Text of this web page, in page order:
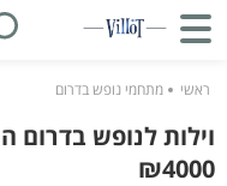
ראשי מתחמי נופש בדרום
וילות לנופש
₪4000